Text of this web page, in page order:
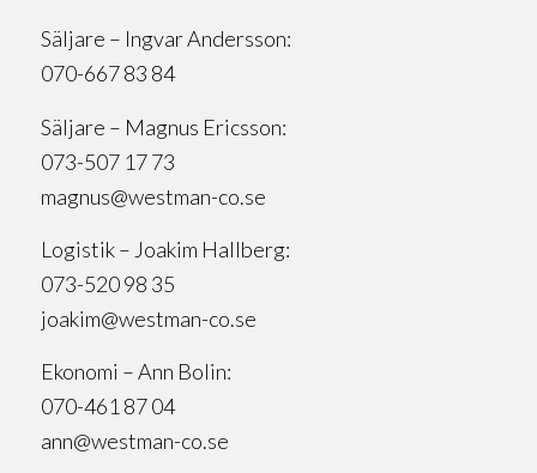
Säljare – Ingvar Andersson:
070-667 83 84
Säljare – Magnus Ericsson:
073-507 17 73
magnus@westman-co.se
Logistik – Joakim Hallberg:
073-520 98 35
joakim@westman-co.se
Ekonomi – Ann Bolin:
070-461 87 04
ann@westman-co.se